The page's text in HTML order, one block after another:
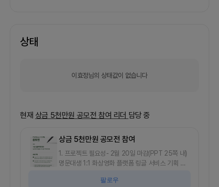
상태
이효정님의 상태값이 없습니다
현재 상금 5천만원 공모전 참여 리더 담당 중
상금 5천만원 공모전 참여
1. 프로젝트 필요성- 2월 20일 마감(PPT 25쪽 내)
명문대생 1:1 화상영화 플랫폼 링글 서비스 기획 공
향(20페이지)이 메인 과제이고 신규 유료콘텐츠 사
팔로우